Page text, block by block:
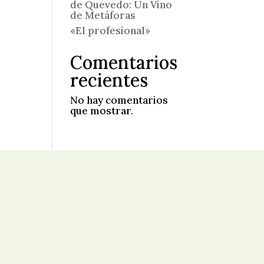
de Quevedo: Un Vino
de Metáforas
«El profesional»
Comentarios
recientes
No hay comentarios
que mostrar.